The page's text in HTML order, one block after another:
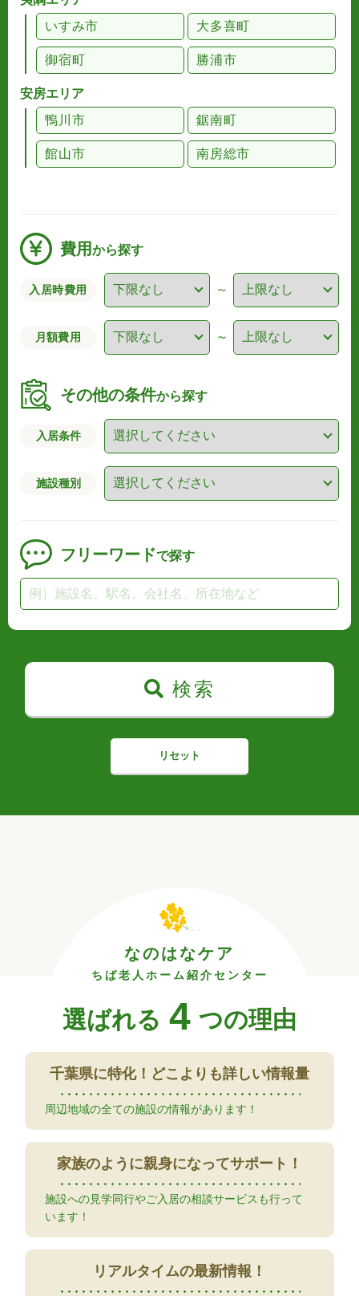
いすみ市
大多喜町
御宿町 勝浦市
安房エリア
鴨川市
鋸南町
館山市 南房総市
費用から探す
入居時費用 ～
月額費用 ～
その他の条件から探す
入居条件
施設種別
フリーワードで探す
検索
リセット
なのはなケア
ちば老人ホーム紹介センター
選ばれる 4 つの理由
千葉県に特化！ どこよりも詳しい情報量
周辺地域の全ての施設の情報があります！
家族のように親身になってサポート！
施設への見学同行やご入居の相談サービスも行って
います！
リアルタイムの最新情報！